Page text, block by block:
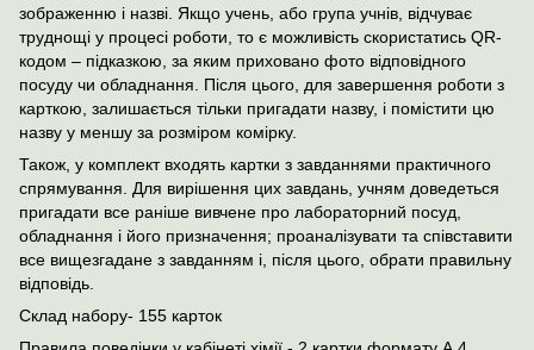
зображенню і назві. Якщо учень, або група учнів, відчуває
труднощі у процесі роботи, то є можливість скористатись QR-
кодом – підказкою, за яким приховано фото відповідного
посуду чи обладнання. Після цього, для завершення роботи з
карткою, залишається тільки пригадати назву, і помістити цю
назву у меншу за розміром комірку.
Також, у комплект входять картки з завданнями практичного
спрямування. Для вирішення цих завдань, учням доведеться
пригадати все раніше вивчене про лабораторний посуд,
обладнання і його призначення; проаналізувати та співставити
все вищезгадане з завданням і, після цього, обрати правильну
відповідь.
Склад набору- 155 карток